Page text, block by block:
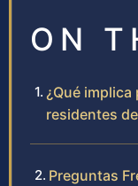
ON
¿Qué
residentes
Preguntas